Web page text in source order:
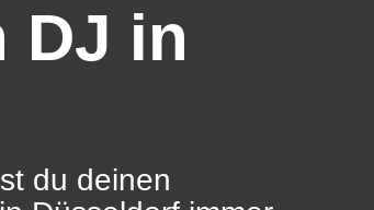
DJ in
du deinen